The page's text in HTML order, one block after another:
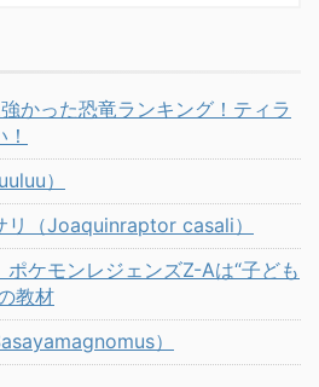
かった恐竜ランキング！ティラ
）
リ（Joaquinraptor casali）
ケモンレジェンズZ-Aは“子ども
教材
）